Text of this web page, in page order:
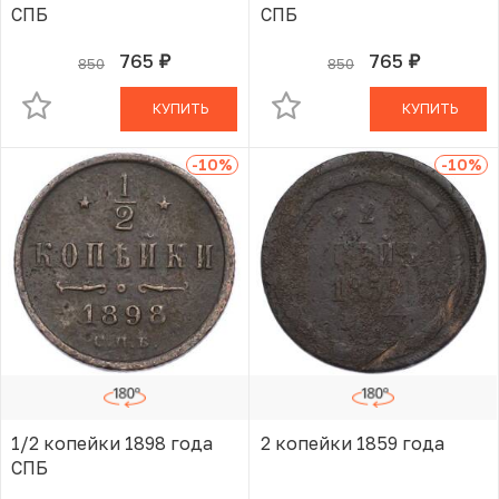
СПБ
850 765 руб.
В КОРЗИНЕ
КУПИТЬ
СПБ
850 765 руб.
В КОРЗИНЕ
КУПИТЬ
-10%
1/2 копейки 1898 года
СПБ
-10%
2 копейки 1859 года